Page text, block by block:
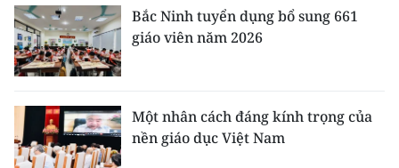
Bắc Ninh tuyển dụng bổ sung 661
giáo viên năm 2026
Một nhân cách đáng kính trọng của
nền giáo dục Việt Nam